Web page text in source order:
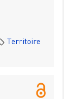
Territoire